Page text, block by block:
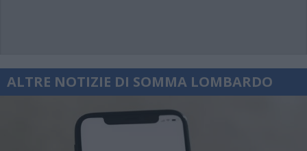
ALTRE NOTIZIE DI SOMMA LOMBARDO